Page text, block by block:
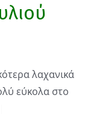
λαχανικά
εύκολα στο